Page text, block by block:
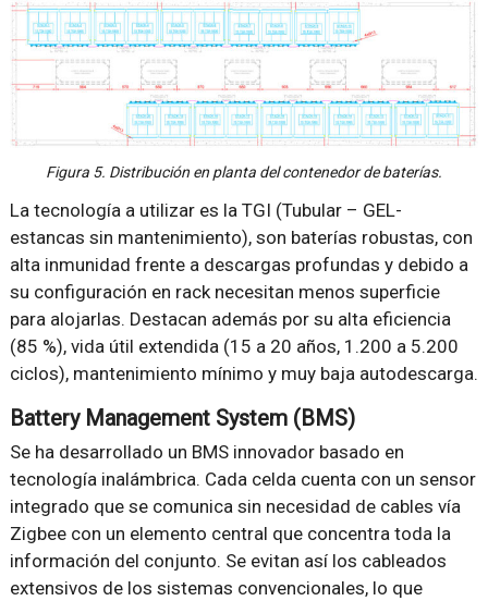
Figura 5. Distribución en planta del contenedor de baterías.
La tecnología a utilizar es la TGI (Tubular – GEL-
estancas sin mantenimiento), son baterías robustas, con
alta inmunidad frente a descargas profundas y debido a
su configuración en rack necesitan menos superficie
para alojarlas. Destacan además por su alta eficiencia
(85 %), vida útil extendida (15 a 20 años, 1.200 a 5.200
ciclos), mantenimiento mínimo y muy baja autodescarga.
Battery Management System (BMS)
Se ha desarrollado un BMS innovador basado en
tecnología inalámbrica. Cada celda cuenta con un sensor
integrado que se comunica sin necesidad de cables vía
Zigbee con un elemento central que concentra toda la
información del conjunto. Se evitan así los cableados
extensivos de los sistemas convencionales, lo que